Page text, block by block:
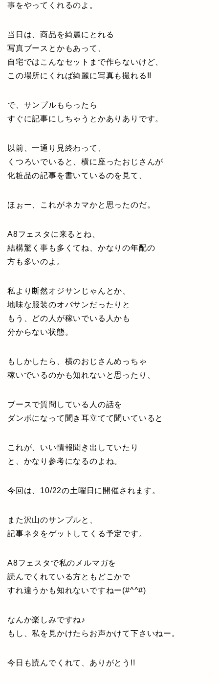
事をやってくれるのよ。
当日は、商品を綺麗にとれる
写真ブースとかもあって、
自宅ではこんなセットまで作らないけど、
この場所にくれば綺麗に写真も撮れる!!
で、サンプルもらったら
すぐに記事にしちゃうとかありありです。
以前、一通り見終わって、
くつろいでいると、横に座ったおじさんが
化粧品の記事を書いているのを見て、
ほぉー、これがネカマかと思ったのだ。
A8フェスタに来るとね、
結構驚く事も多くてね、かなりの年配の
方も多いのよ。
私より断然オジサンじゃんとか、
地味な服装のオバサンだったりと
もう、どの人が稼いでいる人かも
分からない状態。
もしかしたら、横のおじさんめっちゃ
稼いでいるのかも知れないと思ったり、
ブースで質問している人の話を
ダンボになって聞き耳立てて聞いていると
これが、いい情報聞き出していたり
と、かなり参考になるのよね。
今回は、10/22の土曜日に開催されます。
また沢山のサンプルと、
記事ネタをゲットしてくる予定です。
A8フェスタで私のメルマガを
読んでくれている方ともどこかで
すれ違うかも知れないですねー(#^^#)
なんか楽しみですね♪
もし、私を見かけたらお声かけて下さいねー。
今日も読んでくれて、ありがとう!!